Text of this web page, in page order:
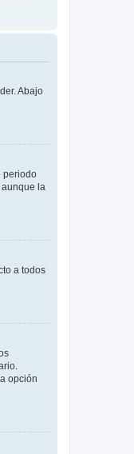
Abajo
periodo
la
a todos
opción